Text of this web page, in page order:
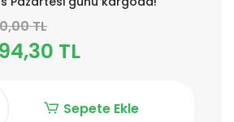
TL
TL
Sepete Ekle